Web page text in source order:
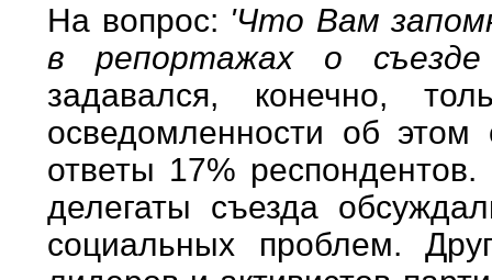
На вопрос: 'Что Вам
в репортажах о
задавался, конечно,
осведомленности об
ответы 17%
делегаты съезда
социальных проблем.